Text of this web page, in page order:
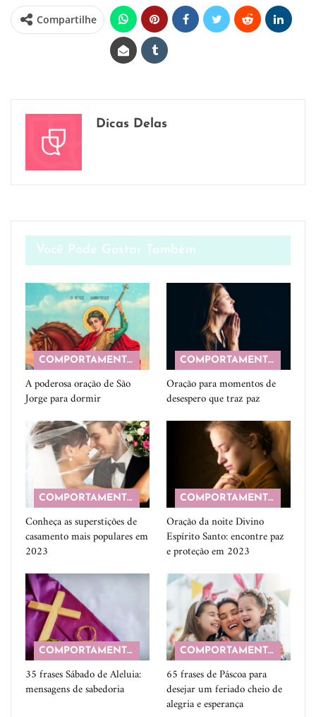
Compartilhe
Dicas Delas
Você Pode Gostar Também
COMPORTAMENTO
A poderosa oração de São
Jorge para dormir
COMPORTAMENTO
Oração para momentos de
desespero que traz paz
COMPORTAMENTO
Conheça as superstições de
casamento mais populares em
2023
COMPORTAMENTO
Oração da noite Divino
Espírito Santo: encontre paz
e proteção em 2023
COMPORTAMENTO
35 frases Sábado de Aleluia:
mensagens de sabedoria
COMPORTAMENTO
65 frases de Páscoa para
desejar um feriado cheio de
alegria e esperança